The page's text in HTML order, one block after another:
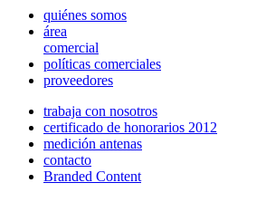
quiénes somos
área
comercial
políticas comerciales
proveedores
trabaja con nosotros
certificado de honorarios 2012
medición antenas
contacto
Branded Content